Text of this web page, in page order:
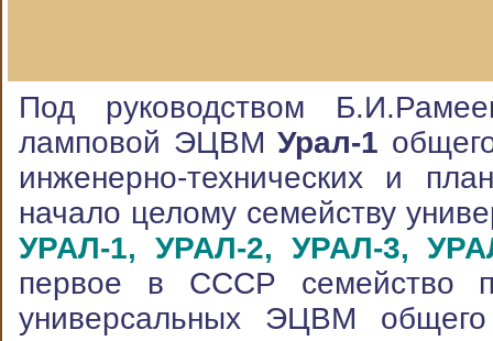
Под руководством
ламповой ЭЦВМУрал-1
инженерно-технических и
начало целому семейству
УРАЛ-1, УРАЛ-2, УРАЛ-3,
первое в СССР семейство
универсальных ЭЦВМ